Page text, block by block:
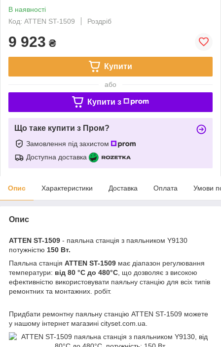
В наявності
Код: ATTEN ST-1509
Роздріб
9 923 ₴
Купити
або
Купити з
Що таке купити з Пром?
Замовлення під захистом
Доступна доставка
Опис Характеристики Доставка Оплата Умови
Опис
ATTEN ST-1509 - паяльна станція з паяльником Y9130
потужністю 150 Вт.
Паяльна станція ATTEN ST-1509 має діапазон регулювання
температури: від 80 °С до 480°С , що дозволяє з високою
ефективністю використовувати паяльну станцію для всіх типів
ремонтних та монтажних. робіт.
Придбати ремонтну паяльну станцію ATTEN ST-1509 можете
у нашому інтернет магазині cityset.com.ua.